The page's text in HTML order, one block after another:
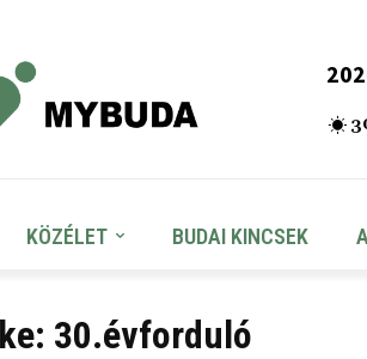
KÖZÉLET BUDAI KINCSEK
30.évforduló